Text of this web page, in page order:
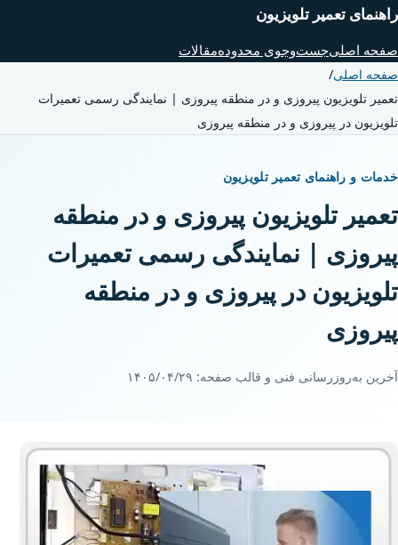
راهنمای تعمیر تلویزیون
صفحه اصلیجست‌وجوی محدودهمقالات
صفحه اصلی/
تعمیر تلویزیون پیروزی و در منطقه پیروزی | نمایندگی رسمی تعمیرات
تلویزیون در پیروزی و در منطقه پیروزی
خدمات و راهنمای تعمیر تلویزیون
تعمیر تلویزیون پیروزی و در منطقه
پیروزی | نمایندگی رسمی تعمیرات
تلویزیون در پیروزی و در منطقه
پیروزی
آخرین به‌روزرسانی فنی و قالب صفحه: ۱۴۰۵/۰۴/۲۹